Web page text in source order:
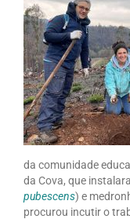
da comunidade
da Cova, que
pubescens) e
procurou incutir o